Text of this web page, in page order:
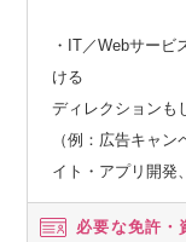
・IT／Webサービ
ける
ディレクションも
（例：広告キャ
イト・アプリ開発
必要な免許・